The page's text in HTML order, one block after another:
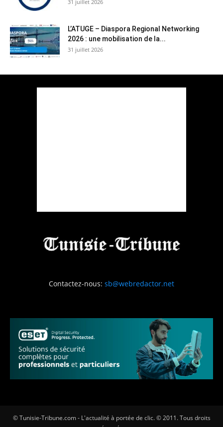
31 juillet 2026
L’ATUGE – Diaspora Regional Networking
2026 : une mobilisation de la...
31 juillet 2026
Contactez-nous: sb@webredactor.net
© Tunisie-Tribune.com - L'actualité à portée de clic. © 2011. Tous droits